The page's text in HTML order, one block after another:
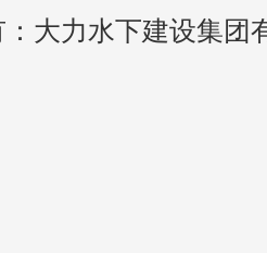
：大力水下建设集团